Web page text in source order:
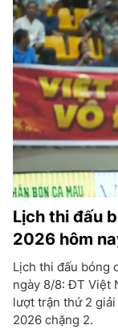
Lịch thi đấu
2026 hôm
Lịch thi đấu bóng
ngày 8/8: ĐT Việt
lượt trận thứ 2
2026 chặng 2.